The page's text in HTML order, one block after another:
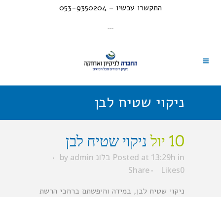
התקשרו עכשיו – 053-9350204
---
ניקוי שטיח לבן
10 יול ניקוי שטיח לבן
Posted at 13:29h in בלוג by admin
0
Likes
Share
ניקוי שטיח לבן, במידה וחיפשתם ברחבי הרשת